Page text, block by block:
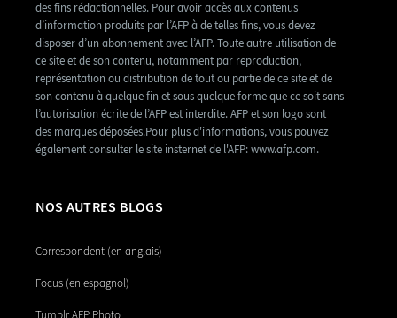
des fins rédactionnelles. Pour avoir accès aux contenus
d’information produits par l’AFP à de telles fins, vous devez
disposer d’un abonnement avec l’AFP. Toute autre utilisation de
ce site et de son contenu, notamment par reproduction,
représentation ou distribution de tout ou partie de ce site et de
son contenu à quelque fin et sous quelque forme que ce soit sans
l’autorisation écrite de l’AFP est interdite. AFP et son logo sont
des marques déposées.Pour plus d'informations, vous pouvez
également consulter le site insternet de l'AFP: www.afp.com.
NOS AUTRES BLOGS
Correspondent (en anglais)
Focus (en espagnol)
Tumblr AFP Photo